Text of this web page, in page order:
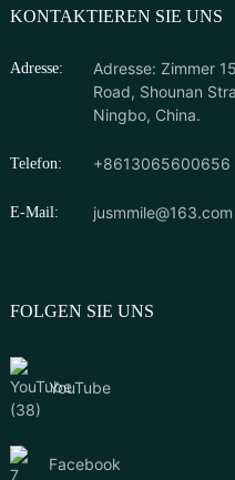
KONTAKTIEREN SIE UNS
Adresse:
Adresse: Zimmer
Road, Shounan
Ningbo, China.
Telefon: +8613065600656
E-Mail: jusmmile@163.com
FOLGEN SIE UNS
YouTube
Facebook